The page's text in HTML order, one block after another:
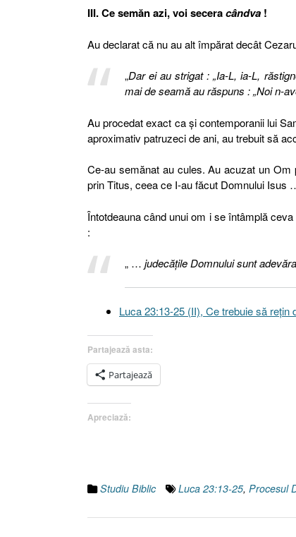
III. Ce semăn azi, voi seceracândva !
Au declarat că nu au alt împărat decât
„Dar ei au strigat : „Ia-L, ia-L,
mai de seamă au răspuns : „Noi n-
Au procedat exact ca şi contemporanii lui
aproximativ patruzeci de ani, au trebuit să
Ce-au semănat au cules. Au acuzat un
prin Titus, ceea ce I-au făcut Domnului Isus
Întotdeauna când unui om i se întâmplă
:
„ … judecăţile Domnului sunt
Luca 23:13-25 (II), Ce trebuie să
Partajează asta:
Partajează
Apreciază:
Studiu Biblic Luca 23:13-25, Procesul